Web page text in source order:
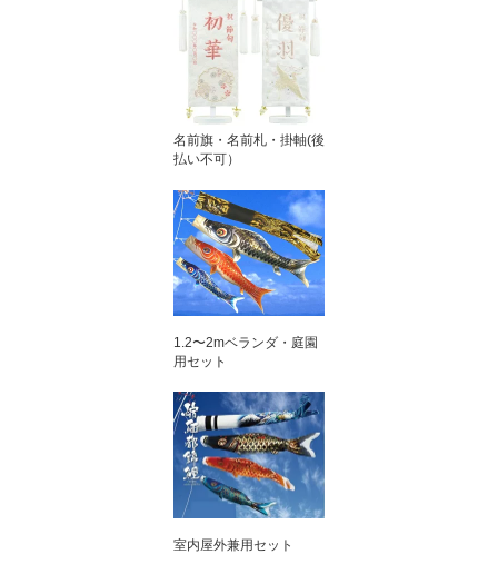
名前旗・名前札・掛軸(後
払い不可）
1.2〜2mベランダ・庭園
用セット
室内屋外兼用セット